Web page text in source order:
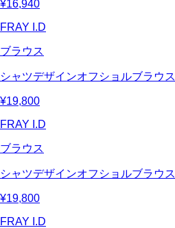
¥16,940
FRAY I.D
ブラウス
シャツデザインオフショルブラウス
¥19,800
FRAY I.D
ブラウス
シャツデザインオフショルブラウス
¥19,800
FRAY I.D